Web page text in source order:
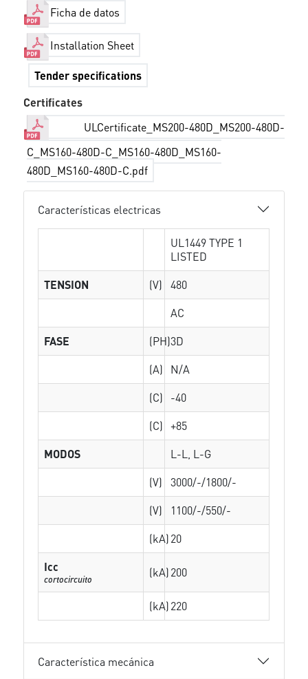
Ficha de datos
Installation Sheet
Tender specifications
Certificates
ULCertificate_MS200-480D_MS200-480D-
C_MS160-480D-C_MS160-480D_MS160-
480D_MS160-480D-C.pdf
Características electricas
UL1449 TYPE 1
LISTED
TENSION
(V)
480
AC
FASE
(PH)3D
(A)
N/A
(C)
-40
(C) +85
MODOS
L-L, L-G
(V)
3000/-/1800/-
(V)
1100/-/550/-
(kA)20
Icc
cortocircuito (kA)200
(kA)220
Característica mecánica